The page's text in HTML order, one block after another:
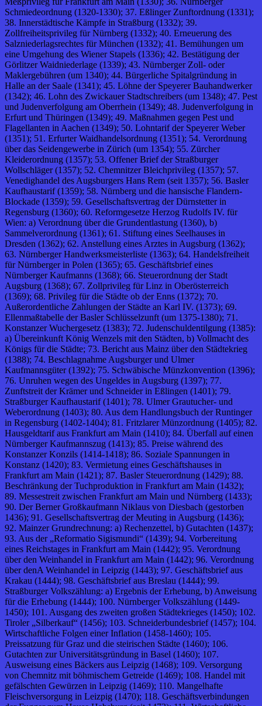
Schmiedeordnung (1320-1330); 37. Eßlinger Zunftordnung (1331);
38. Innerstädtische Kämpfe in Straßburg (1332); 39.
Zollfreiheitsprivileg für Nürnberg (1332); 40. Erneuerung des
Salzniederlagsrechtes für München (1332); 41. Bemühungen um
eine Umgehung des Wiener Stapels (1336); 42. Bestätigung der
Görlitzer Waidniederlage (1339); 43. Nürnberger Zoll- oder
Maklergebühren (um 1340); 44. Bürgerliche Spitalgründung in
Halle an der Saale (1341); 45. Löhne der Speyerer Bauhandwerker
(1342); 46. Lohn des Zwickauer Stadtschreibers (um 1348); 47. Pest
und Judenverfolgung am Oberrhein (1349); 48. Judenverfolgung in
Erfurt und Thüringen (1349); 49. Maßnahmen gegen Pest und
Flagellanten in Aachen (1349); 50. Lohntarif der Speyerer Weber
(1351); 51. Erfurter Waidhandelsordnung (1351); 54. Verordnung
über das Seidengewerbe in Zürich (um 1354); 55. Zürcher
Kleiderordnung (1357); 53. Offener Brief der Straßburger
Wollschläger (1357); 52. Chemnitzer Bleichprivileg (1357); 57.
Venedighandel des Augsburgers Hans Rem (seit 1357); 56. Basler
Kaufhaustarif (1359); 58. Nürnberg und die hansische Flandern-
Blockade (1359); 59. Gesellschaftsvertrag der Dürnstetter in
Regensburg (1360); 60. Reformgesetze Herzog Rudolfs IV. für
Wien: a) Verordnung über die Grundentlastung (1360), b)
Sammelverordnung (1361); 61. Stiftung eines Seelhauses in
Dresden (1362); 62. Anstellung eines Arztes in Augsburg (1362);
63. Nürnberger Handwerksmeisterliste (1363); 64. Handelsfreiheit
für Nürnberger in Polen (1365); 65. Geschäftsbrief eines
Nürnberger Kaufmanns (1368); 66. Steuerordnung der Stadt
Augsburg (1368); 67. Zollprivileg für Linz in Oberösterreich
(1369); 68. Privileg für die Städte ob der Enns (1372); 70.
Außerordentliche Zahlungen der Städte an Karl IV. (1373); 69.
Ellenmaßtabelle der Basler Schlüsselzunft (um 1375-1380); 71.
Konstanzer Wuchergesetz (1383); 72. Judenschuldentilgung (1385):
a) Übereinkunft König Wenzels mit den Städten, b) Vollmacht des
Königs für die Städte; 73. Bericht aus Mainz über den Städtekrieg
(1388); 74. Beschlagnahme Augsburger und Ulmer
Kaufmannsgüter (1392); 75. Schwäbische Münzkonvention (1396);
76. Unruhen wegen des Ungeldes in Augsburg (1397); 77.
Zunftstreit der Krämer und Schneider in Eßlingen (1401); 79.
Straßburger Kaufhaustarif (1401); 78. Ulmer Grautucher- und
Weberordnung (1403); 80. Aus dem Handlungsbuch der Runtinger
in Regensburg (1402-1404); 81. Fritzlarer Münzordnung (1405); 82.
Hausgeldtarif aus Frankfurt am Main (1410); 84. Überfall auf einen
Nürnberger Kaufmannszug (1413); 85. Preise während des
Konstanzer Konzils (1414-1418); 86. Soziale Spannungen in
Konstanz (1420); 83. Vermietung eines Geschäftshauses in
Frankfurt am Main (1421); 87. Basler Steuerordnung (1429); 88.
Beschränkung der Tuchproduktion in Frankfurt am Main (1432);
89. Messestreit zwischen Frankfurt am Main und Nürnberg (1433);
90. Der Berner Großkaufmann Niklaus von Diesbach (gestorben
1436); 91. Gesellschaftsvertrag der Meuting in Augsburg (1436);
92. Mainzer Grundrechnung: a) Rechenzettel, b) Gutachten (1437);
93. Aus der „Reformatio Sigismundi“ (1439); 94. Vorbereitung
eines Reichstages in Frankfurt am Main (1442); 95. Verordnung
über den Weinhandel in Frankfurt am Main (1442); 96. Verordnung
über denA Weinhandel in Leipzig (1443); 97. Geschäftsbrief aus
Krakau (1444); 98. Geschäftsbrief aus Breslau (1444); 99.
Straßburger Volkszählung: a) Ergebnis der Erhebung, b) Anweisung
für die Erhebung (1444); 100. Nürnberger Volkszählung (1449-
1450); 101. Ausgang des zweiten großen Städtekrieges (1450); 102.
Tiroler „Silberkauf“ (1456); 103. Schneiderbundesbrief (1457); 104.
Wirtschaftliche Folgen einer Inflation (1458-1460); 105.
Preissatzung für Graz und die steirischen Städte (1460); 106.
Gutachten zur Universitätsgründung in Basel (1460); 107.
Ausweisung eines Bäckers aus Leipzig (1468); 109. Versorgung
von Chemnitz mit böhmischem Getreide (1469); 108. Handel mit
gefälschten Gewürzen in Leipzig (1469); 110. Mangelhafte
Fleischversorgung in Leizpig (1470); 118. Geschäftsverbindungen